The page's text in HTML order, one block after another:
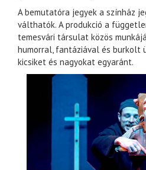
A bemutatóra jegyek a színház
válthatók. A produkció a
temesvári társulat közös
humorral, fantáziával és burkolt
kicsiket és nagyokat egyaránt.